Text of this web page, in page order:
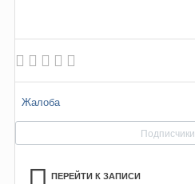
Жалоба
Подписчики
ПЕРЕЙТИ К ЗАПИСИ